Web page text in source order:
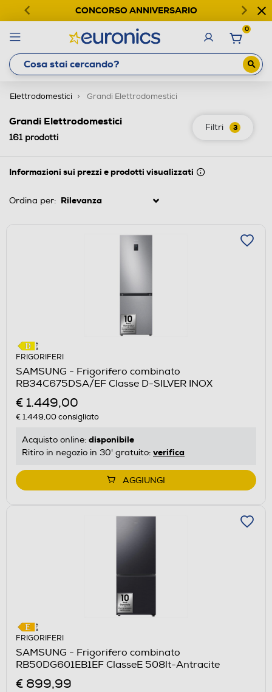
CONCORSO ANNIVERSARIO
0
Elettrodomestici Grandi Elettrodomestici
Filtri 3
Grandi Elettrodomestici
161prodotti
Informazioni sui prezzi e prodotti visualizzati
Ordina per:
FRIGORIFERI
SAMSUNG - Frigorifero combinato
RB34C675DSA/EF Classe D-SILVER INOX
€ 1.449,00
€ 1.449,00consigliato
Acquisto online: disponibile
Ritiro in negozio in 30' gratuito: verifica
AGGIUNGI
FRIGORIFERI
SAMSUNG - Frigorifero combinato
RB50DG601EB1EF ClasseE 508lt-Antracite
€ 899,99